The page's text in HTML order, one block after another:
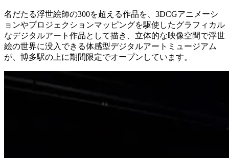
名だたる浮世絵師の300を超える作品を、3DCGアニメーシ
ョンやプロジェクションマッピングを駆使したグラフィカル
なデジタルアート作品として描き、立体的な映像空間で浮世
絵の世界に没入できる体感型デジタルアートミュージアム
が、博多駅の上に期間限定でオープンしています。